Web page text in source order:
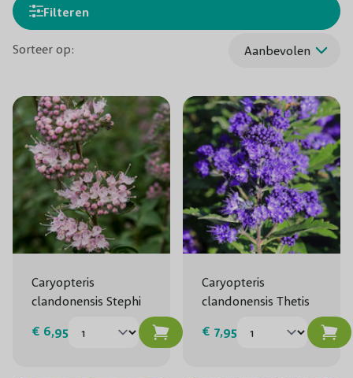
Filteren
Sorteer op:
Caryopteris
clandonensis Stephi
€ 6,95
Caryopteris
clandonensis Thetis
€ 7,95